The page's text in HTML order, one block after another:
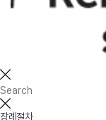
장례절차